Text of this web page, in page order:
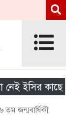
কাছে
জন্মবার্ষিকী